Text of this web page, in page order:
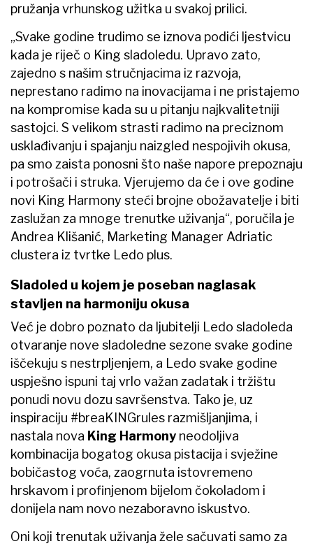
pružanja vrhunskog užitka u svakoj prilici.
„Svake godine trudimo se iznova podići ljestvicu
kada je riječ o King sladoledu. Upravo zato,
zajedno s našim stručnjacima iz razvoja,
neprestano radimo na inovacijama i ne pristajemo
na kompromise kada su u pitanju najkvalitetniji
sastojci. S velikom strasti radimo na preciznom
usklađivanju i spajanju naizgled nespojivih okusa,
pa smo zaista ponosni što naše napore prepoznaju
i potrošači i struka. Vjerujemo da će i ove godine
novi King Harmony steći brojne obožavatelje i biti
zaslužan za mnoge trenutke uživanja“, poručila je
Andrea Klišanić, Marketing Manager Adriatic
clustera iz tvrtke Ledo plus.
Sladoled u kojem je poseban naglasak
stavljen na harmoniju okusa
Već je dobro poznato da ljubitelji Ledo sladoleda
otvaranje nove sladoledne sezone svake godine
iščekuju s nestrpljenjem, a Ledo svake godine
uspješno ispuni taj vrlo važan zadatak i tržištu
ponudi novu dozu savršenstva. Tako je, uz
inspiraciju #breaKINGrules razmišljanjima, i
nastala nova King Harmony neodoljiva
kombinacija bogatog okusa pistacija i svježine
bobičastog voća, zaogrnuta istovremeno
hrskavom i profinjenom bijelom čokoladom i
donijela nam novo nezaboravno iskustvo.
Oni koji trenutak uživanja žele sačuvati samo za